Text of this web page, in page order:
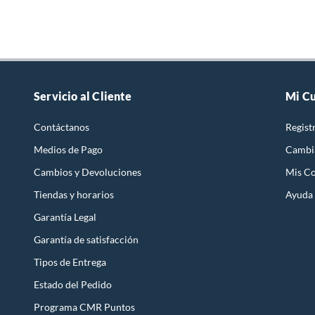
Servicio al Cliente
Contáctanos
Medios de Pago
Cambios y Devoluciones
Tiendas y horarios
Garantía Legal
Garantía de satisfacción
Tipos de Entrega
Estado del Pedido
Programa CMR Puntos
Mi
Mis
Ayuda